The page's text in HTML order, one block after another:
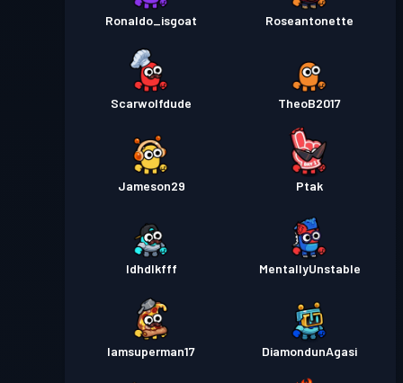
Ronaldo_isgoat Roseantonette
Scarwolfdude TheoB2017
Jameson29 Ptak
Idhdlkfff MentallyUnstable
Iamsuperman17 DiamondunAgasi